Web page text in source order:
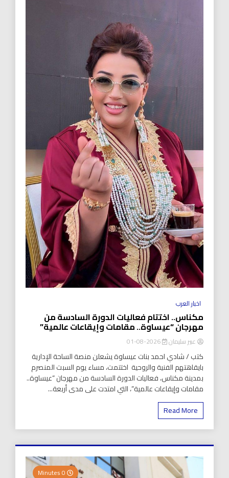
اخبار العرب
مكناس.. اختتام فعاليات الدورة السادسة من
مهرجان “عيساوة.. مقامات وإيقاعات عالمية”
عبير سليمان 2026-08-01
كتب / شادي احمد بنات عيساوة يشعلن منصة الساحة الإدارية
بايقاهتهم الفنية والروحية اختتمت، مساء يوم السبت المنصرم
بمدينة مكناس، فعاليات الدورة السادسة من مهرجان “عيساوة..
مقامات وإيقاعات عالمية”، التي امتدت على مدى أربعة...
Read More